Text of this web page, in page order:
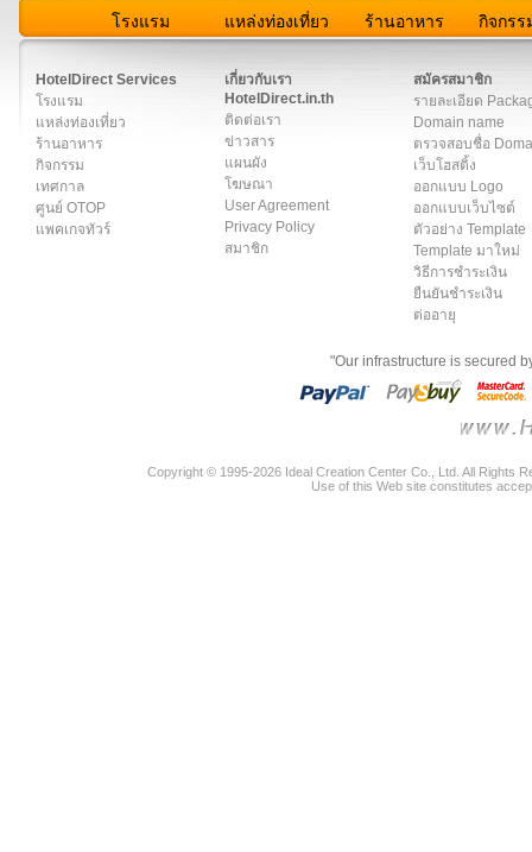
โรงแรม แหล่งท่องเที่ยว ร้านอาหาร กิจกรร
HotelDirect Services
โรงแรม
แหล่งท่องเที่ยว
ร้านอาหาร
กิจกรรม
เทศกาล
ศูนย์ OTOP
แพคเกจทัวร์
เกี่ยวกับเรา
HotelDirect.in.th
ติดต่อเรา
ข่าวสาร
แผนผัง
โฆษณา
User Agreement
Privacy Policy
สมาชิก
สมัครสมาชิก
รายละเอียด
Domain name
ตรวจสอบชื่อ
เว็บโฮสติ้ง
ออกแบบ Logo
ออกแบบเว็บไซต์
ตัวอย่าง Template
Template มาใหม่
วิธีการชำระเงิน
ยืนยันชำระเงิน
ต่ออายุ
"Our infrastructure is secured
Copyright © 1995-2026 Ideal Creation Center Co., Ltd. All Rights
Use of this Web site constitutes